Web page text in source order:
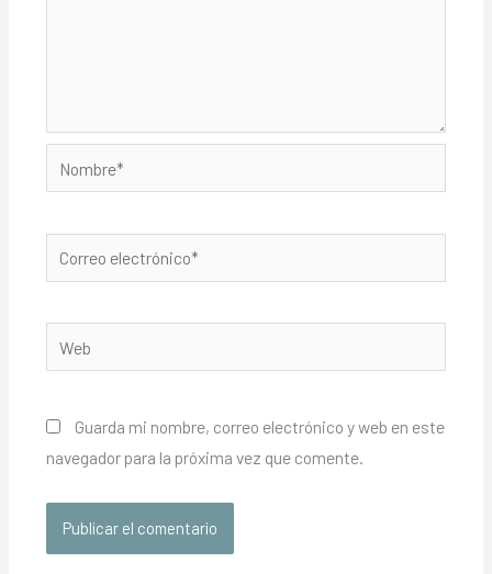
electrónico*
Guarda mi nombre, correo electrónico y web en este
navegador para la próxima vez que comente.